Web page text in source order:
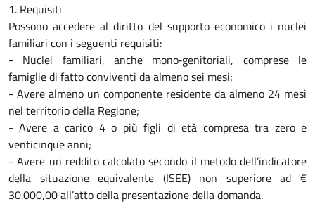
1. Requisiti
Possono accedere al diritto del supporto economico i nuclei
familiari con i seguenti requisiti:
- Nuclei familiari, anche mono‐genitoriali, comprese le
famiglie di fatto conviventi da almeno sei mesi;
- Avere almeno un componente residente da almeno 24 mesi
nel territorio della Regione;
- Avere a carico 4 o più figli di età compresa tra zero e
venticinque anni;
- Avere un reddito calcolato secondo il metodo dell’indicatore
della situazione equivalente (ISEE) non superiore ad €
30.000,00 all’atto della presentazione della domanda.